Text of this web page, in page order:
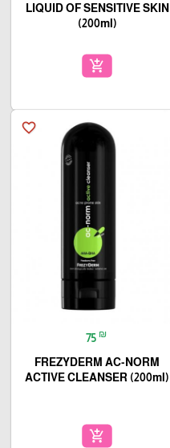
LIQUID OF SENSITIVE SKIN
(200ml)
add_shopping_cart
favorite_border
75 ₪
FREZYDERM AC-NORM
ACTIVE CLEANSER (200ml)
add_shopping_cart